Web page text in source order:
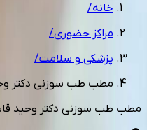
خانه/
مراکز حضوری/
پزشکی و سلامت/
مطب طب سوزنی دکتر
مطب طب سوزنی دکتر وحید